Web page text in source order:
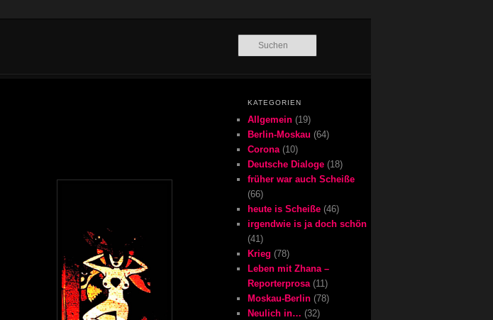
KATEGORIEN
Allgemein (19)
Berlin-Moskau (64)
Corona(10)
Deutsche Dialoge (18)
früher war auch Scheiße
(66)
heute is Scheiße (46)
irgendwie is ja doch schön
(41)
Krieg (78)
Leben mit Zhana –
Reporterprosa(11)
Moskau-Berlin (78)
Neulich in… (32)